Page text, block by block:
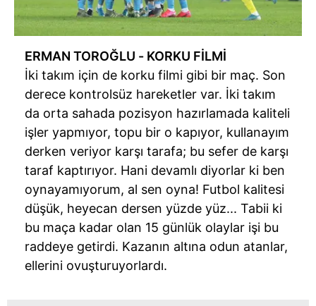
ERMAN TOROĞLU - KORKU FİLMİ
İki takım için de korku filmi gibi bir maç. Son
derece kontrolsüz hareketler var. İki takım
da orta sahada pozisyon hazırlamada kaliteli
işler yapmıyor, topu bir o kapıyor, kullanayım
derken veriyor karşı tarafa; bu sefer de karşı
taraf kaptırıyor. Hani devamlı diyorlar ki ben
oynayamıyorum, al sen oyna! Futbol kalitesi
düşük, heyecan dersen yüzde yüz... Tabii ki
bu maça kadar olan 15 günlük olaylar işi bu
raddeye getirdi. Kazanın altına odun atanlar,
ellerini ovuşturuyorlardı.